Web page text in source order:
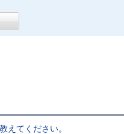
えてください。